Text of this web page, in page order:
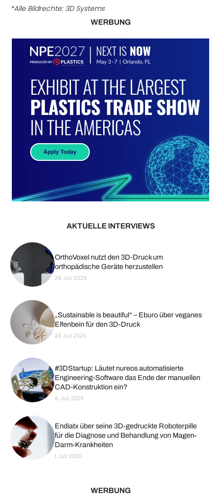
*Alle Bildrechte: 3D Systems
WERBUNG
AKTUELLE INTERVIEWS
OrthoVoxel nutzt den 3D-Druck um
orthopädische Geräte herzustellen
29. Juli 2026
„Sustainable is beautiful“ – Eburo über veganes
Elfenbein für den 3D-Druck
24. Juli 2026
#3DStartup: Läutet nureos automatisierte
Engineering-Software das Ende der manuellen
CAD-Konstruktion ein?
6. Juli 2026
Endiatx über seine 3D-gedruckte Roboterpille
für die Diagnose und Behandlung von Magen-
Darm-Krankheiten
1. Juli 2026
WERBUNG